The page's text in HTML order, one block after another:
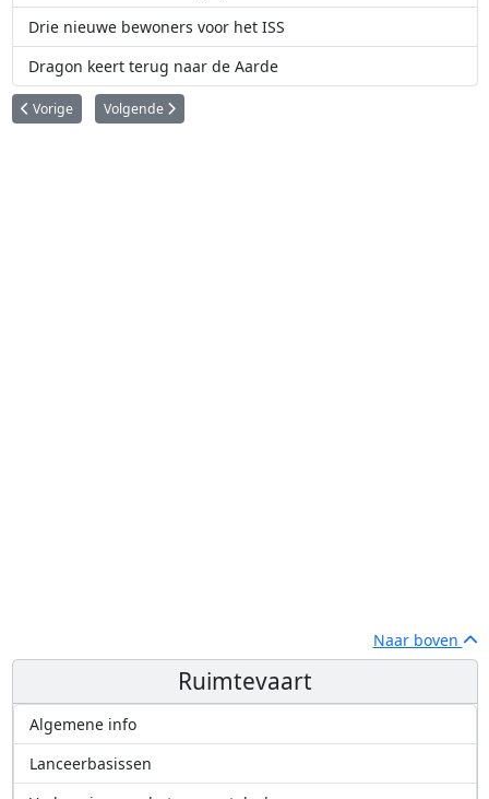
Drie nieuwe bewoners voor het ISS
Dragon keert terug naar de Aarde
Vorig artikel: Russische kosmonauten vestigen nieuw record
Vorige Volgende artikel: Koppeling Cygnus aan ISS uitgesteld
Volgende
Naar boven
Ruimtevaart
Algemene info
Lanceerbasissen